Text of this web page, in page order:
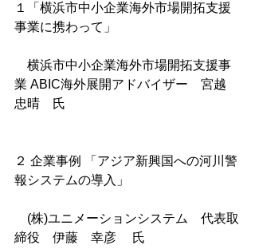
１「横浜市中小企業海外市場開拓支援
事業に携わって」
横浜市中小企業海外市場開拓支援事
業 ABIC海外展開アドバイザー　宮越
忠晴　氏
２ 企業事例 「アジア新興国への河川警
報システムの導入」
(株)ユニメーションシステム　代表取
締役　伊藤　幸彦　 氏